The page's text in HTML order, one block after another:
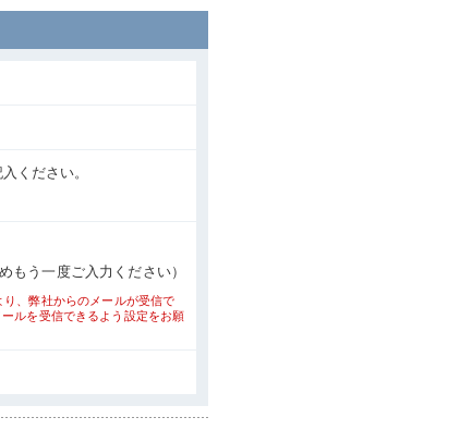
ください。
もう一度ご入力ください）
、弊社からのメールが受信で
ルを受信できるよう設定をお願